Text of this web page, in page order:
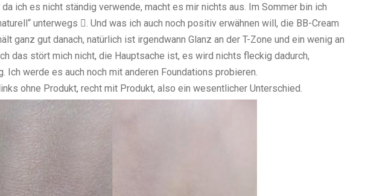
ich es nicht ständig verwende, macht es mir nichts aus. Im Sommer bin ich
unterwegs . Und was ich auch noch positiv erwähnen will, die BB-Cream
ganz gut danach, natürlich ist irgendwann Glanz an der T-Zone und ein wenig an
das stört mich nicht, die Hauptsache ist, es wird nichts fleckig dadurch,
Ich werde es auch noch mit anderen Foundations probieren.
ohne Produkt, recht mit Produkt, also ein wesentlicher Unterschied.